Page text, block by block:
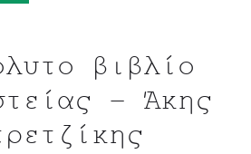
βιβλίο
– Άκης